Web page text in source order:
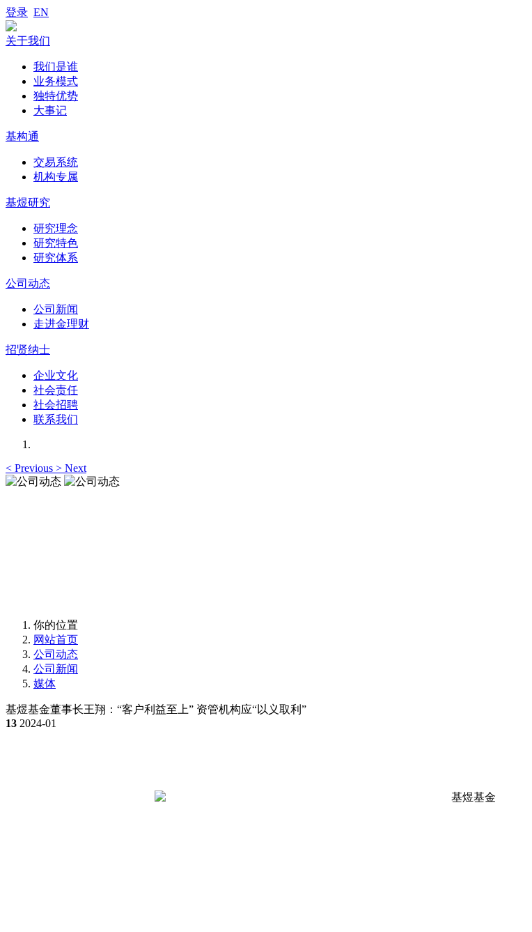
登录 EN
关于我们
我们是谁
业务模式
独特优势
大事记
基构通
交易系统
机构专属
基煜研究
研究理念
研究特色
研究体系
公司动态
公司新闻
走进金理财
招贤纳士
企业文化
社会责任
社会招聘
联系我们
< Previous > Next
你的位置
网站首页
公司动态
公司新闻
媒体
基煜基金董事长王翔：“客户利益至上” 资管机构应“以义取利”
13 2024-01